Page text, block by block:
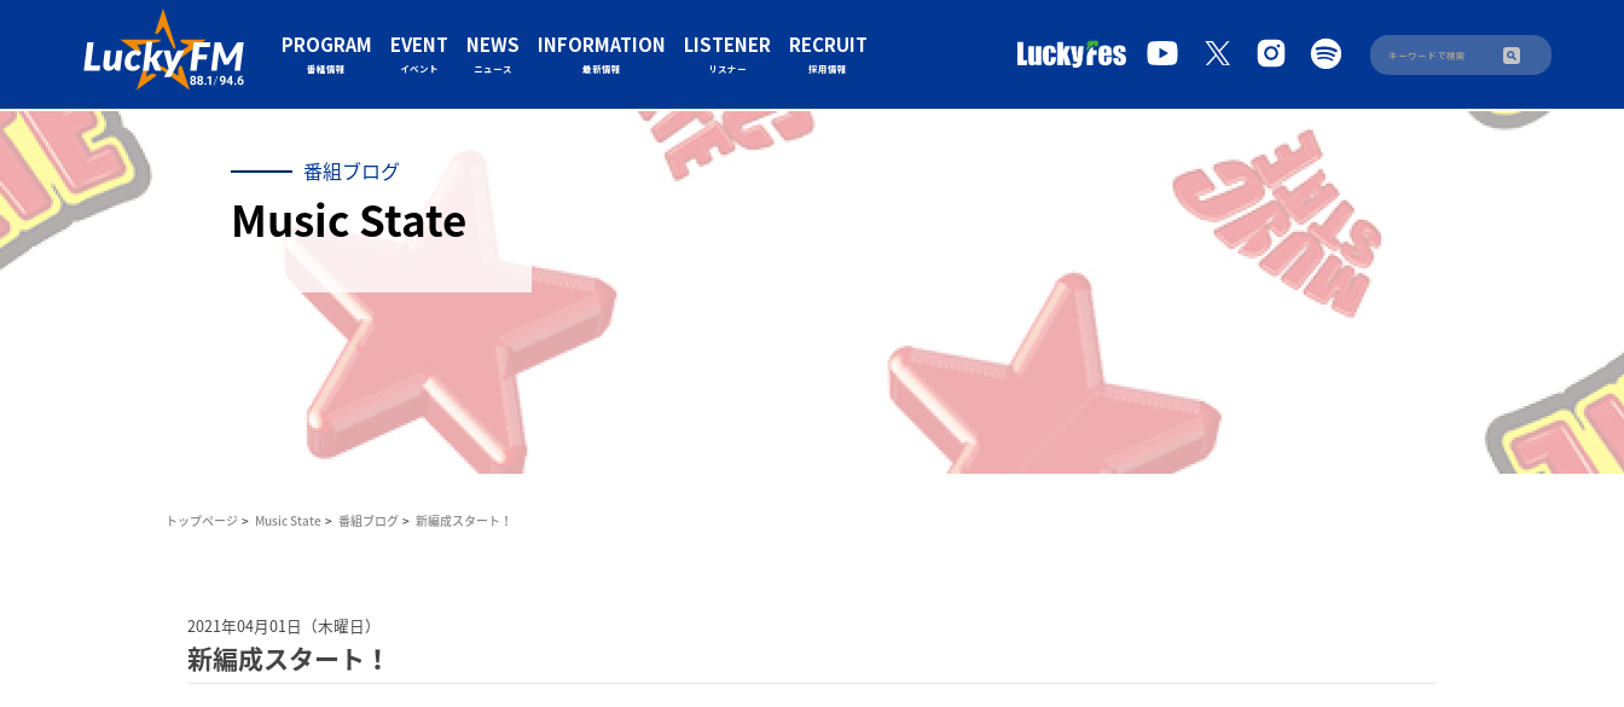
PROGRAM
番組情報
EVENT
イベント
NEWS
ニュース
INFORMATION
最新情報
LISTENER
リスナー
RECRUIT
採用情報
番組ブログ
Music State
トップページ Music State 番組ブログ 新編成スタート！
2021年04月01日（木曜日）
新編成スタート！